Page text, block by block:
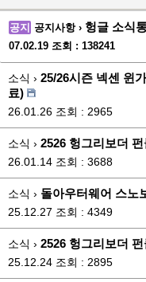
공지 공지사항 › 헝글 소식
07.02.19 조회 : 138241
소식 › 25/26시즌 넥센 윈
료)
26.01.26 조회 : 2965
소식 › 2526 헝그리보더
26.01.14 조회 : 3688
소식 › 돌아우터웨어 스노
25.12.27 조회 : 4349
소식 › 2526 헝그리보더
25.12.24 조회 : 2895